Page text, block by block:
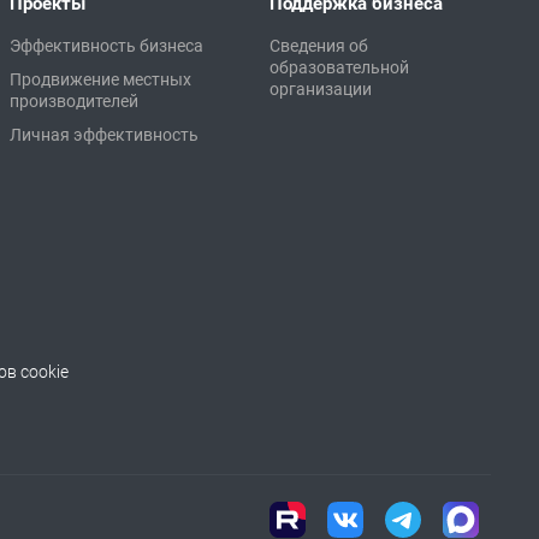
Эффективность бизнеса
Продвижение местных
производителей
Личная эффективность
Сведения об
образовательной
организации
cookie